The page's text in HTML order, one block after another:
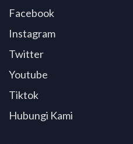
Facebook
Instagram
Twitter
Youtube
Tiktok
Hubungi Kami